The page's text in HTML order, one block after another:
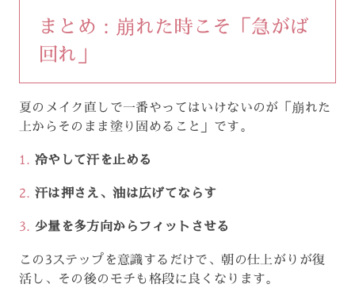
まとめ：崩れた時こそ「急がば
回れ」
夏のメイク直しで一番やってはいけないのが「崩れた
上からそのまま塗り固めること」です。
冷やして汗を止める
汗は押さえ、油は広げてならす
少量を多方向からフィットさせる
この3ステップを意識するだけで、朝の仕上がりが復
活し、その後のモチも格段に良くなります。